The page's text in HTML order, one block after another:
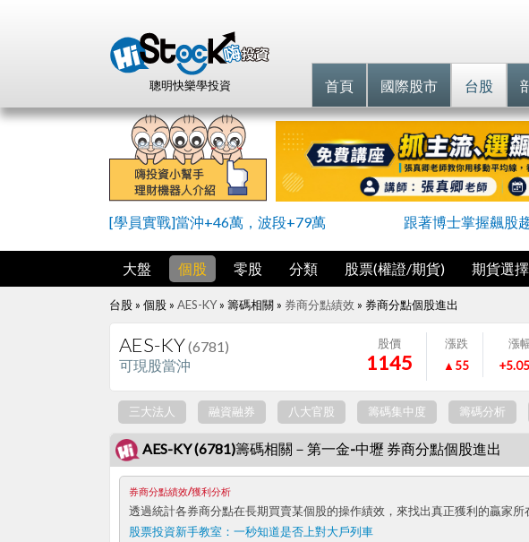
聰明快樂學投資 首頁 國際股市 台股
[學員實戰]當沖+46萬，波段+79萬 跟著博士掌握飆股
大盤 個股 零股 分類 股票(權證/期貨) 期貨選
台股 » 個股 » AES-KY» 籌碼相關 » 券商分點績效 » 券商分點個股進出
AES-KY(6781)
可現股當沖
股價
1145
漲跌
▲55
漲
三大法人 融資融券 八大官股 籌碼集中度 籌碼分析
AES-KY (6781)籌碼相關－第一金-中壢 券商分點個股進出
券商分點績效/獲利分析
透過統計各券商分點在長期買賣某個股的操作績效，來找出真正獲利的贏家所
股票投資新手教室： 一秒知道是否上對大戶列車